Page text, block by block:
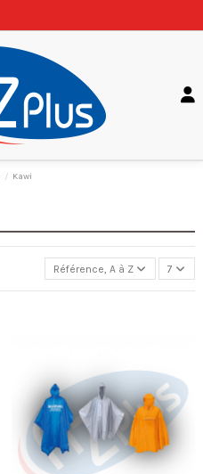
Kawi
Référence, A à Z 7